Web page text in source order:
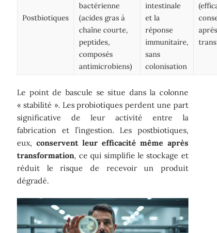
Postbiotiques
bactérienne
(acides gras à
chaîne courte,
peptides,
composés
antimicrobiens)
intestinale
et la
réponse
immunitaire,
sans
colonisation
Le point de bascule se situe dans la colonne
« stabilité ». Les probiotiques perdent une part
significative de leur activité entre la
fabrication et l’ingestion. Les postbiotiques,
eux, conservent leur efficacité même après
transformation, ce qui simplifie le stockage et
réduit le risque de recevoir un produit
dégradé.